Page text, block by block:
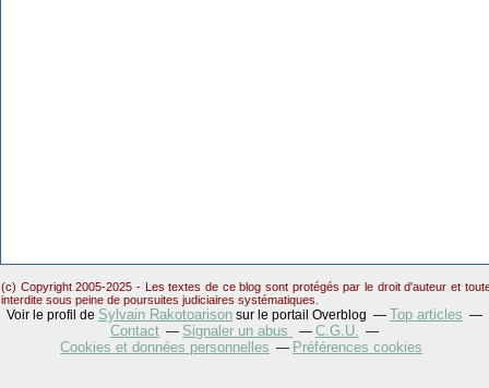
(c) Copyright 2005-2025 - Les textes de ce blog sont protégés par le droit d'auteur et
interdite sous peine de poursuites judiciaires systématiques.
Voir le profil de Sylvain Rakotoarison sur le portail Overblog
Top articles
Contact
Signaler un abus
C.G.U.
Cookies et données personnelles
Préférences cookies